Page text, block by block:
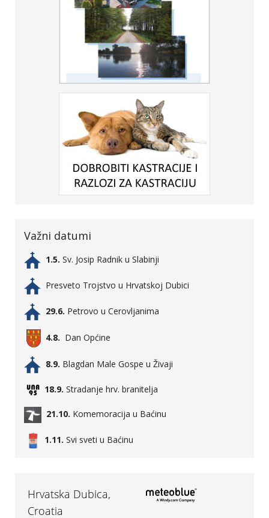
Važni datumi
1.5. Sv. Josip Radnik u Slabinji
Presveto Trojstvo u Hrvatskoj Dubici
29.6. Petrovo u Cerovljanima
4.8. Dan Općine
8.9. Blagdan Male Gospe u Živaji
18.9. Stradanje hrv. branitelja
21.10. Komemoracija u Baćinu
1.11. Svi sveti u Baćinu